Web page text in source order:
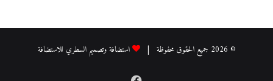
© 2026 جميع الحقوق محفوظة | استضافة وتصميم السطري للاستضافة